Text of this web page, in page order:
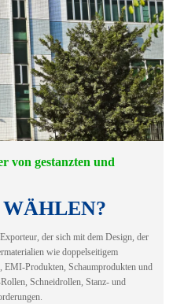
von gestanzten und
der sich mit dem Design, der
wie doppelseitigem
EMI-Produkten, Schaumprodukten und
Schneidrollen, Stanz- und